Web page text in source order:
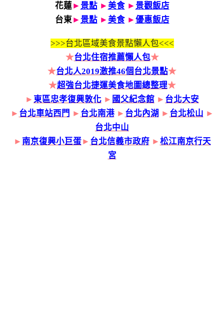
花蓮► 景點 ► 美食► 景觀飯店
台東► 景點 ► 美食► 優惠飯店
>>>台北區域美食景點懶人包<<<
★台北住宿推薦懶人包★
★台北人2019激推46個台北景點★
★超強台北捷運美食地圖總整理★
► 東區忠孝復興敦化 ► 國父紀念館 ► 台北大安
► 台北車站西門 ► 台北南港 ► 台北內湖 ► 台北松山 ►
台北中山
► 南京復興小巨蛋► 台北信義市政府► 松江南京行天
宮